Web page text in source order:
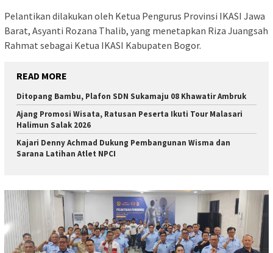
Pelantikan dilakukan oleh Ketua Pengurus Provinsi IKASI Jawa
Barat, Asyanti Rozana Thalib, yang menetapkan Riza Juangsah
Rahmat sebagai Ketua IKASI Kabupaten Bogor.
READ MORE
Ditopang Bambu, Plafon SDN Sukamaju 08 Khawatir Ambruk
Ajang Promosi Wisata, Ratusan Peserta Ikuti Tour Malasari
Halimun Salak 2026
Kajari Denny Achmad Dukung Pembangunan Wisma dan
Sarana Latihan Atlet NPCI